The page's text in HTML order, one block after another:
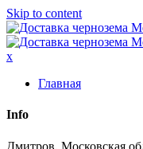
Skip to content
x
Главная
Info
Дмитров, Московская